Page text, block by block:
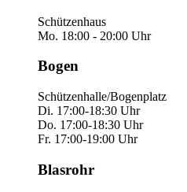
Schützenhaus
Mo. 18:00 - 20:00 Uhr
Bogen
Schützenhalle/Bogenplatz
Di. 17:00-18:30 Uhr
Do. 17:00-18:30 Uhr
Fr. 17:00-19:00 Uhr
Blasrohr